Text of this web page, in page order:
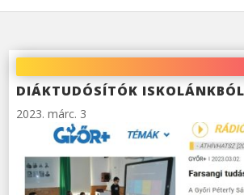
DIÁKTUDÓSÍTÓK ISKOLÁNKBÓL
2023. márc. 3